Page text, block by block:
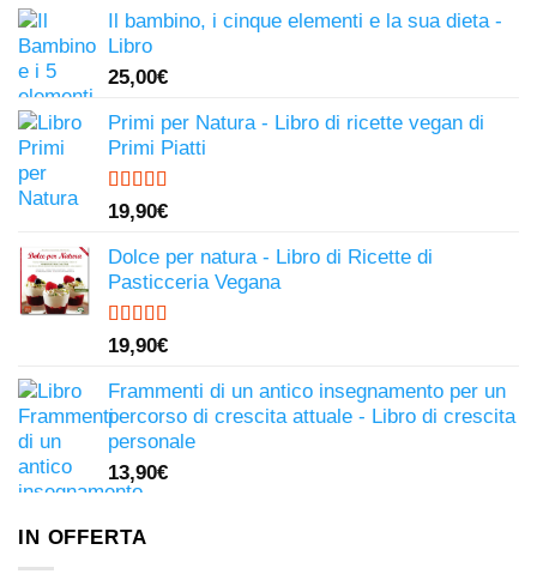
Il bambino, i cinque elementi e la sua dieta -
Libro
25,00€
Primi per Natura - Libro di ricette vegan di
Primi Piatti
Valutato
4.50
19,90€
Dolce per natura - Libro di Ricette di
Pasticceria Vegana
Valutato
4.81
19,90€
Frammenti di un antico insegnamento per un
percorso di crescita attuale - Libro di crescita
personale
13,90€
IN OFFERTA